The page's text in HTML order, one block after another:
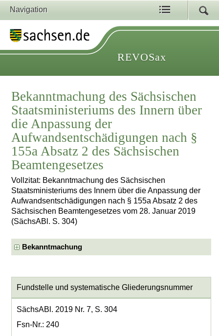
Navigation
REVOSax
Bekanntmachung des Sächsischen
Staatsministeriums des Innern über
die Anpassung der
Aufwandsentschädigungen nach §
155a Absatz 2 des Sächsischen
Beamtengesetzes
Vollzitat: Bekanntmachung des Sächsischen
Staatsministeriums des Innern über die Anpassung der
Aufwandsentschädigungen nach § 155a Absatz 2 des
Sächsischen Beamtengesetzes vom 28. Januar 2019
(SächsABl. S. 304)
Bekanntmachung
Fundstelle und systematische Gliederungsnummer
SächsABl. 2019 Nr. 7, S. 304
Fsn-Nr.: 240